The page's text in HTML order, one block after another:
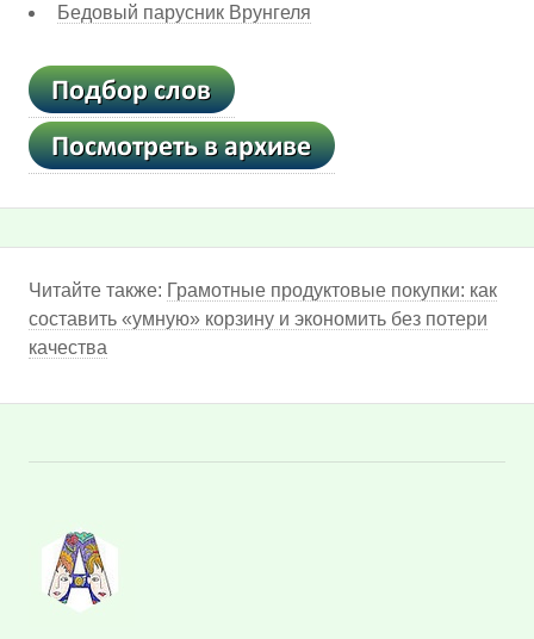
Бедовый парусник Врунгеля
Читайте также: Грамотные продуктовые покупки: как
составить «умную» корзину и экономить без потери
качества